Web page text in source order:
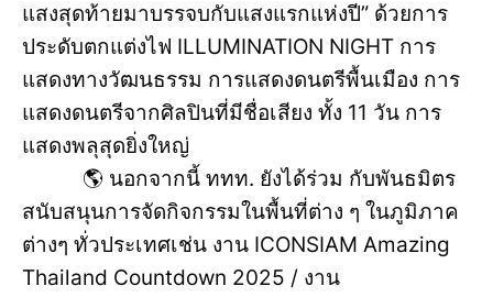
แสงสุดท้ายมาบรรจบกับแสงแรกแห่งปี” ด้วยการ
ประดับตกแต่งไฟ ILLUMINATION NIGHT การ
แสดงทางวัฒนธรรม การแสดงดนตรีพื้นเมือง การ
แสดงดนตรีจากศิลปินที่มีชื่อเสียง ทั้ง 11 วัน การ
แสดงพลุสุดยิ่งใหญ่
🌎 นอกจากนี้ ททท. ยังได้ร่วม กับพันธมิตร
สนับสนุนการจัดกิจกรรมในพื้นที่ต่าง ๆ ในภูมิภาค
ต่างๆ ทั่วประเทศเช่น งาน ICONSIAM Amazing
Thailand Countdown 2025 / งาน